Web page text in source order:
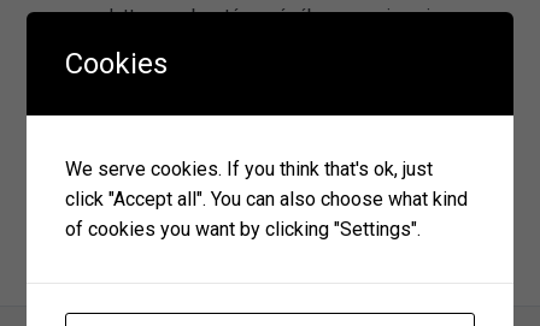
alatt az ember társaságában, a mai napig
Cookies
We serve cookies. If you think that's ok, just
click "Accept all". You can also choose what kind
of cookies you want by clicking "Settings".